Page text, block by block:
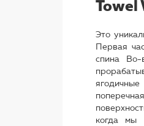
Towel
Это
Первая
спина Во-
когда мы